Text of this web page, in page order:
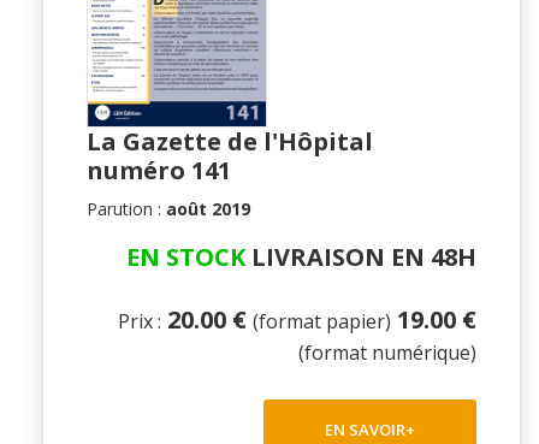
La Gazette de l'Hôpital
numéro 141
Parution : août 2019
EN STOCKLIVRAISON EN 48H
Prix : 20.00 € (format papier) 19.00 €
(format numérique)
EN SAVOIR+